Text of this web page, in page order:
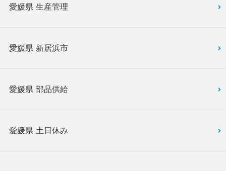
愛媛県 生産管理
愛媛県 新居浜市
愛媛県 部品供給
愛媛県 土日休み